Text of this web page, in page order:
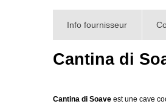
Info fournisseur
Cantina di
Cantina di Soave est une cave